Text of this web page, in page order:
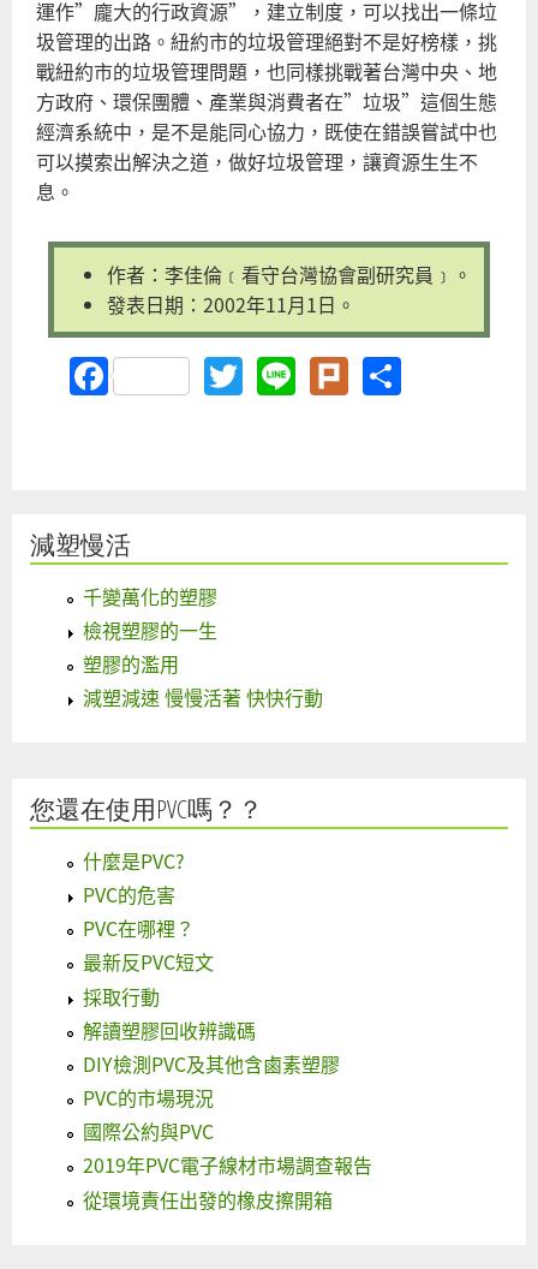
運作”龐大的行政資源”，建立制度，可以找出一條垃
圾管理的出路。紐約市的垃圾管理絕對不是好榜樣，挑
戰紐約市的垃圾管理問題，也同樣挑戰著台灣中央、地
方政府、環保團體、產業與消費者在”垃圾”這個生態
經濟系統中，是不是能同心協力，既使在錯誤嘗試中也
可以摸索出解決之道，做好垃圾管理，讓資源生生不
息。
作者：李佳倫﹝看守台灣協會副研究員﹞。
發表日期：2002年11月1日。
FacebookTwitter
LinePlurk
減塑慢活
千變萬化的塑膠
檢視塑膠的一生
塑膠的濫用
減塑減速 慢慢活著 快快行動
您還在使用PVC嗎？？
什麼是PVC?
PVC的危害
PVC在哪裡？
最新反PVC短文
採取行動
解讀塑膠回收辨識碼
DIY檢測PVC及其他含鹵素塑膠
PVC的市場現況
國際公約與PVC
2019年PVC電子線材市場調查報告
從環境責任出發的橡皮擦開箱